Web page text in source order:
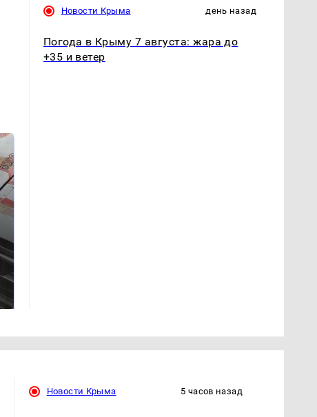
Новости Крыма день назад
Погода в Крыму 7 августа: жара до
+35 и ветер
Новости Крыма 5 часов назад